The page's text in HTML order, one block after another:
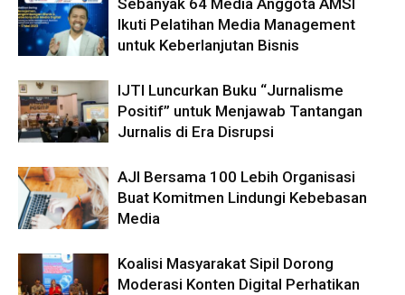
Sebanyak 64 Media Anggota AMSI
Ikuti Pelatihan Media Management
untuk Keberlanjutan Bisnis
IJTI Luncurkan Buku “Jurnalisme
Positif” untuk Menjawab Tantangan
Jurnalis di Era Disrupsi
AJI Bersama 100 Lebih Organisasi
Buat Komitmen Lindungi Kebebasan
Media
Koalisi Masyarakat Sipil Dorong
Moderasi Konten Digital Perhatikan